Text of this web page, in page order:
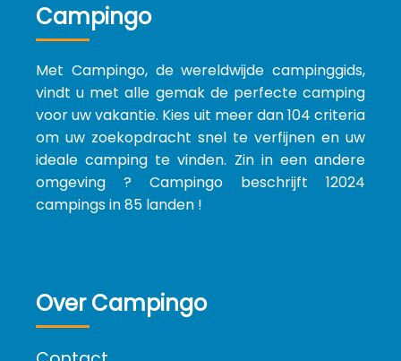
Campingo
Met Campingo, de wereldwijde campinggids,
vindt u met alle gemak de perfecte camping
voor uw vakantie. Kies uit meer dan 104 criteria
om uw zoekopdracht snel te verfijnen en uw
ideale camping te vinden. Zin in een andere
omgeving ? Campingo beschrijft 12024
campings in 85 landen !
Over Campingo